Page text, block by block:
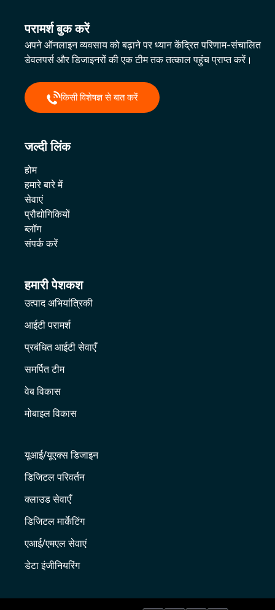
परामर्श बुक करें
अपने ऑनलाइन व्यवसाय को बढ़ाने पर ध्यान केंद्रित परिणाम-संचालित
डेवलपर्स और डिजाइनरों की एक टीम तक तत्काल पहुंच प्राप्त करें।
किसी विशेषज्ञ से बात करें
जल्दी लिंक
होम
हमारे बारे में
सेवाएं
प्रौद्योगिकियों
ब्लॉग
संपर्क करें
हमारी पेशकश
उत्पाद अभियांत्रिकी
आईटी परामर्श
प्रबंधित आईटी सेवाएँ
समर्पित टीम
वेब विकास
मोबाइल विकास
यूआई/यूएक्स डिजाइन
डिजिटल परिवर्तन
क्लाउड सेवाएँ
डिजिटल मार्केटिंग
एआई/एमएल सेवाएं
डेटा इंजीनियरिंग